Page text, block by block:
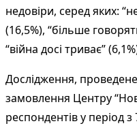
недовіри, серед яких:
(16,5%), “більше
“війна досі триває”
Дослідження,
замовлення Центру
респондентів у період